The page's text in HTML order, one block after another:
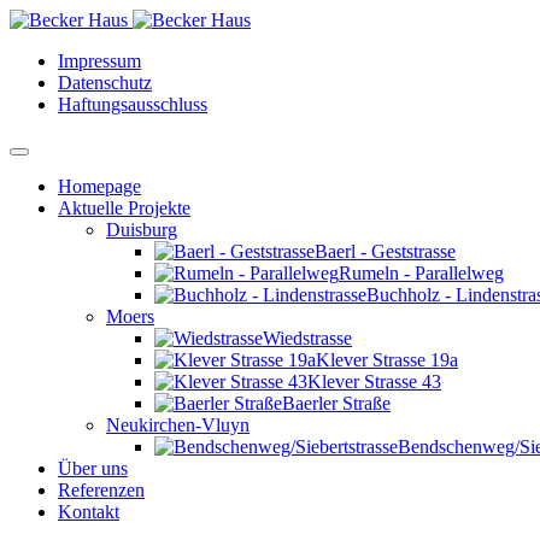
Impressum
Datenschutz
Haftungsausschluss
Homepage
Aktuelle Projekte
Duisburg
Baerl - Geststrasse
Rumeln - Parallelweg
Buchholz -
Moers
Wiedstrasse
Klever Strasse 19a
Klever Strasse 43
Baerler Straße
Neukirchen-Vluyn
Bendschenweg/
Über uns
Referenzen
Kontakt